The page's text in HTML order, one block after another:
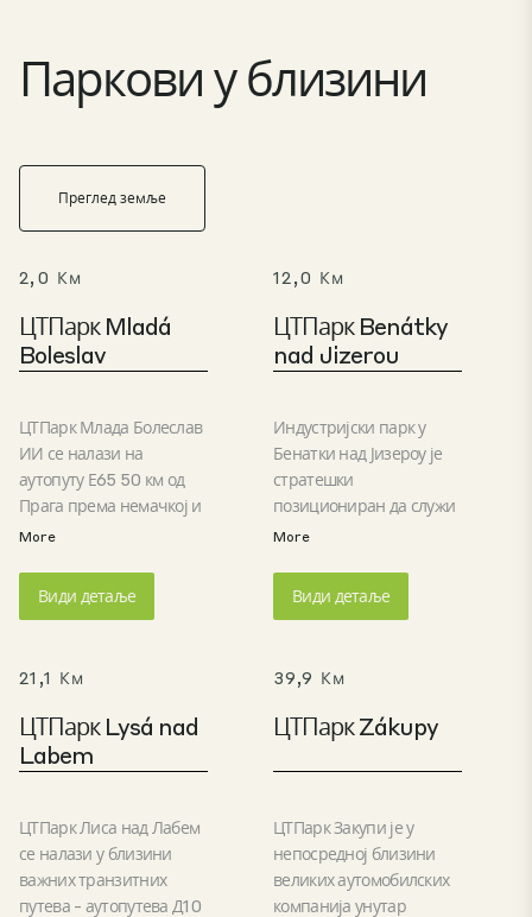
Паркови у близини
Преглед земље
2,0 Км
ЦТПарк Mladá
Boleslav
ЦТПарк Млада Болеслав
ИИ се налази на
аутопуту Е65 50 км од
Прага према немачкој и
пољској граници. Парк
високотехнолошком
Предности парка
укључују одличну
инфраструктуру и
приступачност, ниже
квалификовану радну
снагу.
More
Види детаље
12,0 Км
ЦТПарк Benátky
nad Jizerou
Индустријски парк у
Бенатки над Јизероу је
стратешки
позициониран да служи
као одлична локација за
првенствено због своје
доступности прашком
тржишту. Савршен
приступ аутопуту Д10
обезбеђује брз и
Близина Бенатки над
Јизероу и других градова
обезбеђује расположиву
радну снагу.
More
Види детаље
21,1 Км
ЦТПарк Lysá nad
Labem
ЦТПарк Лиса над Лабем
се налази у близини
важних транзитних
путева - аутопутева Д10
39,9 Км
ЦТПарк Zákupy
ЦТПарк Закупи је у
непосредној близини
великих аутомобилских
компанија унутар